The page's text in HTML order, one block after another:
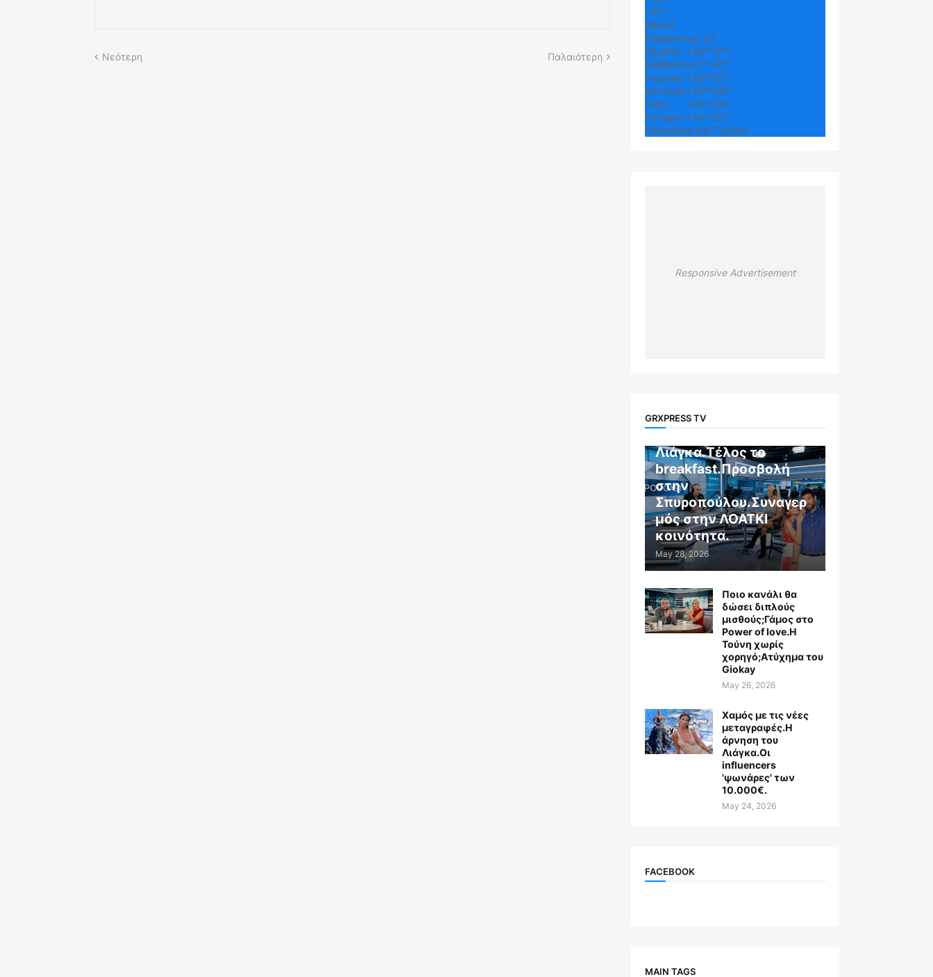
Νεότερη Παλαιότερη
+27°
Αθήνα
Παρασκευή, 07
Πέμπτη +34°+27°
Σάββατο+37°+31°
Κυριακή +36°+27°
Δευτέρα+33°+26°
Τρίτη
+34°+24°
Τετάρτη +34°+23°
Πρόγνωση για 7 μέρες
Responsive Advertisement
GRXPRESS TV
GR X WEB TV
Λιάγκα.Τέλος το
breakfast.Προσβολή
στην
Σπυροπούλου.Συναγερ
μός στην ΛΟΑΤΚΙ
κοινότητα.
May 28, 2026
Ποιο κανάλι θα
δώσει διπλούς
μισθούς;Γάμος στο
Power of love.Η
Τούνη χωρίς
χορηγό;Aτύχημα του
Giokay
May 26, 2026
Χαμός με τις νέες
μεταγραφές.Η
άρνηση του
Λιάγκα.Οι
influencers
'ψωνάρες' των
10.000€.
May 24, 2026
FACEBOOK
MAIN TAGS